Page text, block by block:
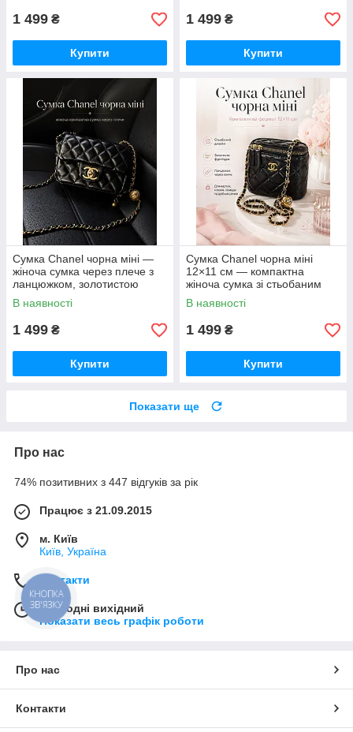
1 499 ₴
Купити
1 499 ₴
Купити
Сумка Chanel чорна міні —
жіноча сумка через плече з
ланцюжком, золотистою
фурнітурою та стьобаним
дизайном
В наявності
1 499 ₴
Купити
Сумка Chanel чорна міні
12×11 см — компактна
жіноча сумка зі стьобаним
дизайном і ланцюжком
В наявності
1 499 ₴
Купити
Показати ще
Про нас
74% позитивних з 447 відгуків за рік
Працює з 21.09.2015
м. Київ
Київ, Україна
Контакти
Сьогодні вихідний
Показати весь графік роботи
Про нас
Контакти
КНОПКА
ЗВ'ЯЗКУ